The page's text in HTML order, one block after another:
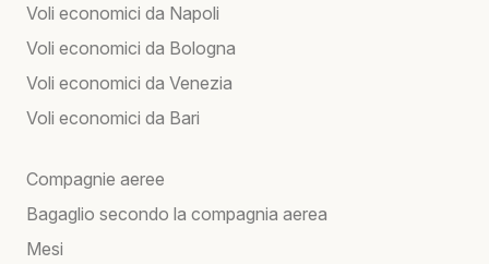
Voli economici da Napoli
Voli economici da Bologna
Voli economici da Venezia
Voli economici da Bari
Compagnie aeree
Bagaglio secondo la compagnia aerea
Mesi